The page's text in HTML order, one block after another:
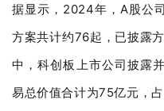
据显示，2024年，A股公
方案共计约76起，已披露
中，科创板上市公司披露
易总价值合计为75亿元，